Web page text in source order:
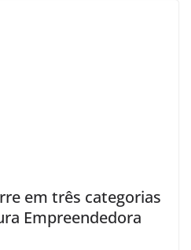
em três categorias
Empreendedora